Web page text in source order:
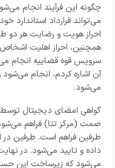
چگونه این فرآیند انجام
می‌تواند قرارداد استاندارد
احراز هویت و رضایت هر دو
همچنین، احراز اهلیت
سرویس قوه قضاییه انجام
آن اشاره کردم، انجام
می‌شود.
گواهی امضای دیجیتال توسط
صمت (مرکز تتا) فراهم
طرفین فراهم است. طرفین در
داده و تایید می‌شود. در
می‌شود که زیرساخت این